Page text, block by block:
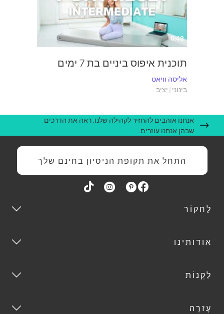
0:43
תוכנית איפוס ביניים בת 7 ימים
אליסה וויאט
בינוני | יַצִיב
אנחנו אוהבים להחזיר לקהילה שלנו. ראה את הדרכים
שבהן אנחנו עוזרים.
התחל את תקופת הניסיון בחינם שלך
לַחקוֹר
אודותינו
לִקְנוֹת
עֶזרָה